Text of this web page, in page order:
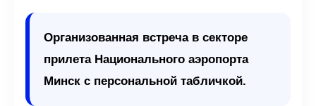
Организованная встреча в секторе
прилета Национального аэропорта
Минск с персональной табличкой.